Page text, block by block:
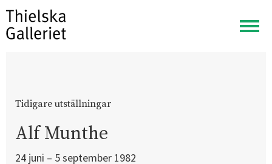
Visa
meny
Tidigare utställningar
Alf Munthe
24 juni – 5 september 1982